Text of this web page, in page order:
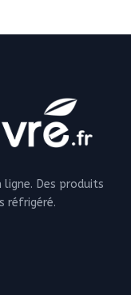
ligne. Des produits
réfrigéré.